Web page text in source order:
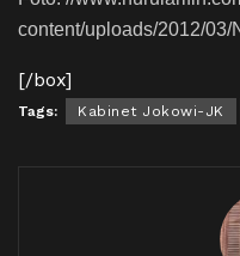
content/uploads/2012/03/
[/box]
Tags: Kabinet Jokowi-JK